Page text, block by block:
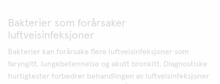
Bakterier som forårsaker
luftveisinfeksjoner
Bakterier kan forårsake flere luftveisinfeksjoner som
faryngitt, lungebetennelse og akutt bronkitt. Diagnostiske
hurtigtester forbedrer behandlingen av luftveisinfeksjoner